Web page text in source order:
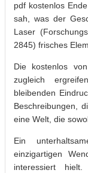
pdf kostenlos
sah, was der
Laser
2845) frisches
Die kostenlos
zugleich
bleibenden
Beschreibungen,
eine Welt, die
Ein
einzigartigen
interessiert